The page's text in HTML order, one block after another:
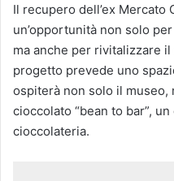
Il recupero dell’ex
un’opportunità non solo
ma anche per rivitalizzare
progetto prevede uno
ospiterà non solo il museo,
cioccolato “bean to bar”,
cioccolateria.